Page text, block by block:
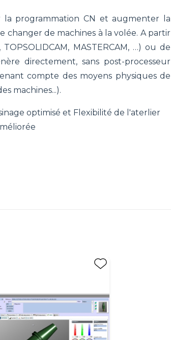
la programmation CN et augmenter la
changer de machines à la volée. A partir
MASTERCAM, …) ou de
directement, sans post-processeur
compte des moyens physiques de
machines...).
optimisé et Flexibilité de l'aterlier